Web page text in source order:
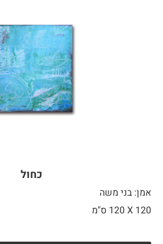
כחול
אמן: בני משה
120 X